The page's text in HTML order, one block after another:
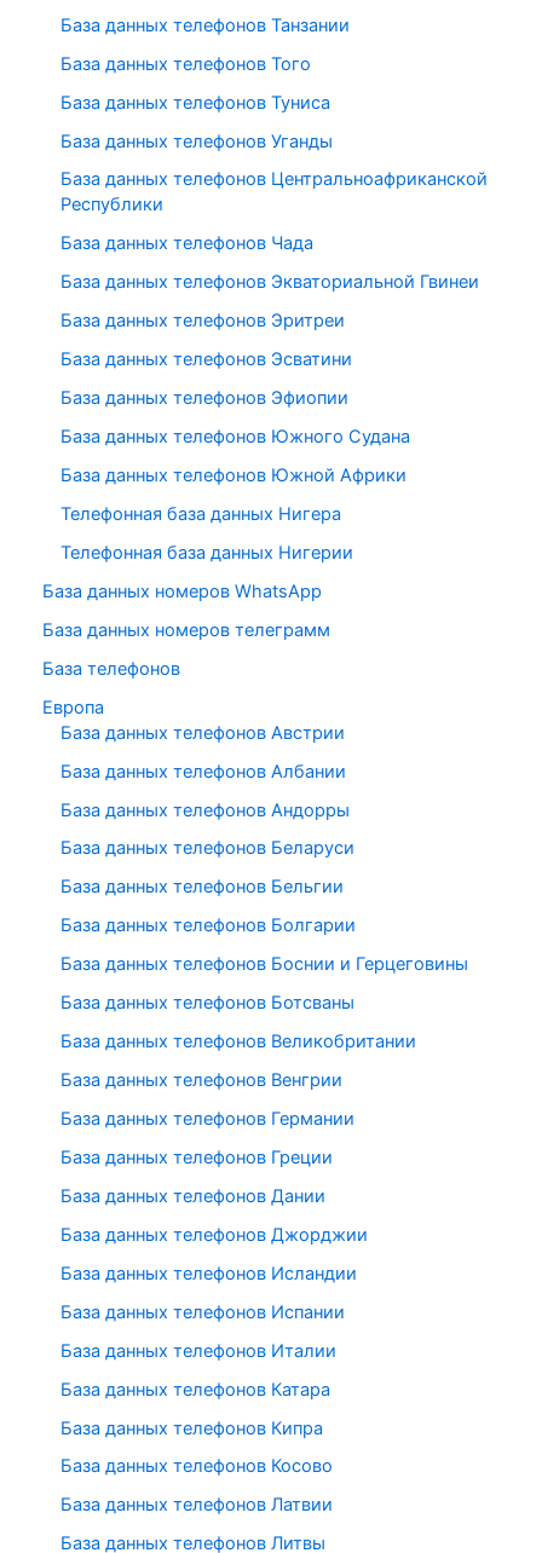
База данных телефонов Танзании
База данных телефонов Того
База данных телефонов Туниса
База данных телефонов Уганды
База данных телефонов Центральноафриканской
Республики
База данных телефонов Чада
База данных телефонов Экваториальной Гвинеи
База данных телефонов Эритреи
База данных телефонов Эсватини
База данных телефонов Эфиопии
База данных телефонов Южного Судана
База данных телефонов Южной Африки
Телефонная база данных Нигера
Телефонная база данных Нигерии
База данных номеров WhatsApp
База данных номеров телеграмм
База телефонов
Европа
База данных телефонов Австрии
База данных телефонов Албании
База данных телефонов Андорры
База данных телефонов Беларуси
База данных телефонов Бельгии
База данных телефонов Болгарии
База данных телефонов Боснии и Герцеговины
База данных телефонов Ботсваны
База данных телефонов Великобритании
База данных телефонов Венгрии
База данных телефонов Германии
База данных телефонов Греции
База данных телефонов Дании
База данных телефонов Джорджии
База данных телефонов Исландии
База данных телефонов Испании
База данных телефонов Италии
База данных телефонов Катара
База данных телефонов Кипра
База данных телефонов Косово
База данных телефонов Латвии
База данных телефонов Литвы